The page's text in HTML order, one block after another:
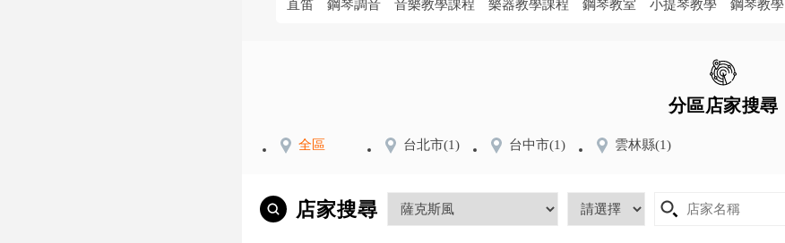
直笛
鋼琴調音 音樂教學課程 樂器教學課程 鋼琴教室 小提琴教學 鋼琴教學
分區店家搜尋
全區 台北市(1) 台中市(1) 雲林縣(1)
店家搜尋